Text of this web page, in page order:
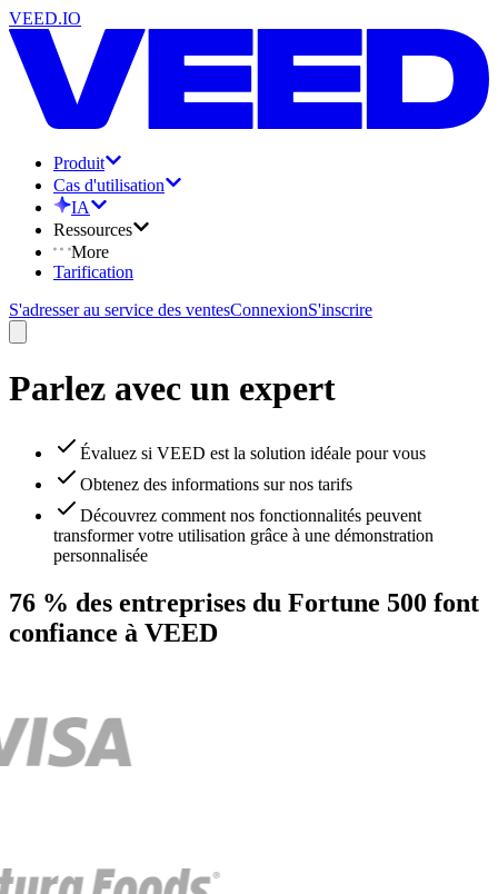
VEED.IO
Produit
Cas d'utilisation
IA
Ressources
More
Tarification
S'adresser au service des ventesConnexionS'inscrire
Parlez avec un expert
Évaluez si VEED est la solution idéale pour vous
Obtenez des informations sur nos tarifs
Découvrez comment nos fonctionnalités peuvent
transformer votre utilisation grâce à une démonstration
personnalisée
76 % des entreprises du Fortune 500 font
confiance à VEED